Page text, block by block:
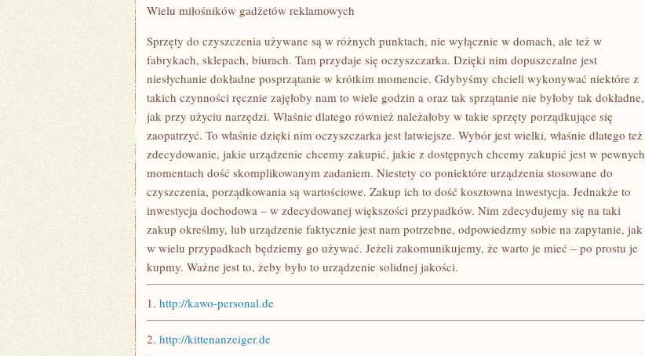
GRUPA
REKLAMOWYCH
Wielu miłośników gadżetów reklamowych
Sprzęty do czyszczenia używane są w różnych punktach, nie wyłącznie w domach, ale też w
fabrykach, sklepach, biurach. Tam przydaje się oczyszczarka. Dzięki nim dopuszczalne jest
niesłychanie dokładne posprzątanie w krótkim momencie. Gdybyśmy chcieli wykonywać niektóre z
takich czynności ręcznie zajęłoby nam to wiele godzin a oraz tak sprzątanie nie byłoby tak dokładne,
jak przy użyciu narzędzi. Właśnie dlatego również należałoby w takie sprzęty porządkujące się
zaopatrzyć. To właśnie dzięki nim oczyszczarka jest łatwiejsze. Wybór jest wielki, właśnie dlatego też
zdecydowanie, jakie urządzenie chcemy zakupić, jakie z dostępnych chcemy zakupić jest w pewnych
momentach dość skomplikowanym zadaniem. Niestety co poniektóre urządzenia stosowane do
czyszczenia, porządkowania są wartościowe. Zakup ich to dość kosztowna inwestycja. Jednakże to
inwestycja dochodowa – w zdecydowanej większości przypadków. Nim zdecydujemy się na taki
zakup określmy, lub urządzenie faktycznie jest nam potrzebne, odpowiedzmy sobie na zapytanie, jak
w wielu przypadkach będziemy go używać. Jeżeli zakomunikujemy, że warto je mieć – po prostu je
kupmy. Ważne jest to, żeby było to urządzenie solidnej jakości.
1. http://kawo-personal.de
2. http://kittenanzeiger.de